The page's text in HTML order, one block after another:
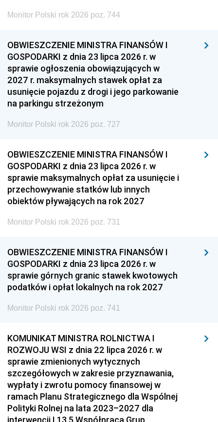
Monitor Polski rok 2026 poz. 744
OBWIESZCZENIE MINISTRA FINANSÓW I
GOSPODARKI z dnia 23 lipca 2026 r. w
sprawie ogłoszenia obowiązujących w
2027 r. maksymalnych stawek opłat za
usunięcie pojazdu z drogi i jego parkowanie
na parkingu strzeżonym
Monitor Polski rok 2026 poz. 727
OBWIESZCZENIE MINISTRA FINANSÓW I
GOSPODARKI z dnia 23 lipca 2026 r. w
sprawie maksymalnych opłat za usunięcie i
przechowywanie statków lub innych
obiektów pływających na rok 2027
Monitor Polski rok 2026 poz. 731
OBWIESZCZENIE MINISTRA FINANSÓW I
GOSPODARKI z dnia 23 lipca 2026 r. w
sprawie górnych granic stawek kwotowych
podatków i opłat lokalnych na rok 2027
Monitor Polski rok 2026 poz. 741
KOMUNIKAT MINISTRA ROLNICTWA I
ROZWOJU WSI z dnia 22 lipca 2026 r. w
sprawie zmienionych wytycznych
szczegółowych w zakresie przyznawania,
wypłaty i zwrotu pomocy finansowej w
ramach Planu Strategicznego dla Wspólnej
Polityki Rolnej na lata 2023–2027 dla